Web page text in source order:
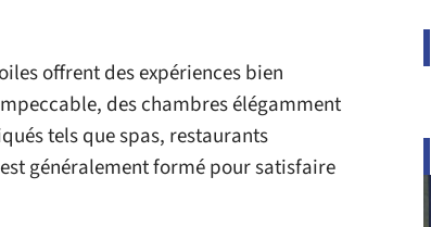
offrent des expériences bien
des chambres élégamment
tels que spas, restaurants
généralement formé pour satisfaire